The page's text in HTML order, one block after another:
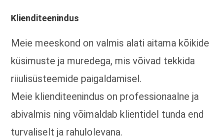
Klienditeenindus
Meie meeskond on valmis alati aitama kõikide
küsimuste ja muredega, mis võivad tekkida
riiulisüsteemide paigaldamisel.
Meie klienditeenindus on professionaalne ja
abivalmis ning võimaldab klientidel tunda end
turvaliselt ja rahulolevana.